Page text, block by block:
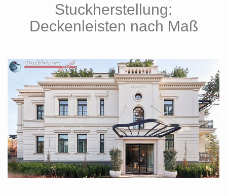
Stuckherstellung:
Deckenleisten nach Maß